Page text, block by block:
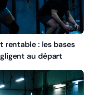
rentable : les bases
au départ